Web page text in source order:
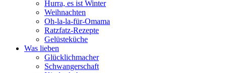
Hurra, es ist Winter
Weihnachten
Oh-la-la-für-Omama
Ratzfatz-Rezepte
Gelüsteküche
Was lieben
Glücklichmacher
Schwangerschaft